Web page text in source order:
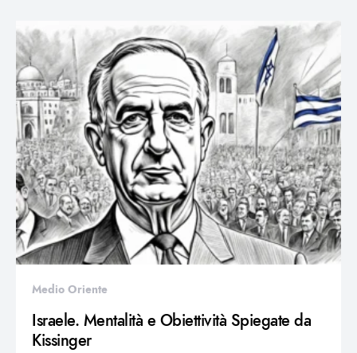
Medio Oriente
Israele. Mentalità e Obiettività Spiegate da
Kissinger